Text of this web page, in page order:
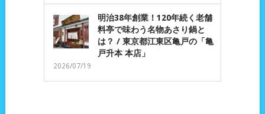
明治38年創業！120年続く老舗
料亭で味わう名物あさり鍋と
は？ / 東京都江東区亀戸の「亀
戸升本 本店」
2026/07/19